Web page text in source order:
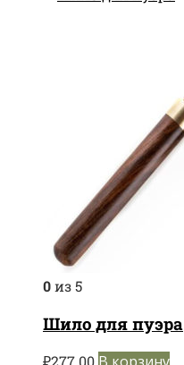
0из 5
Шило для пуэра
₽277.00